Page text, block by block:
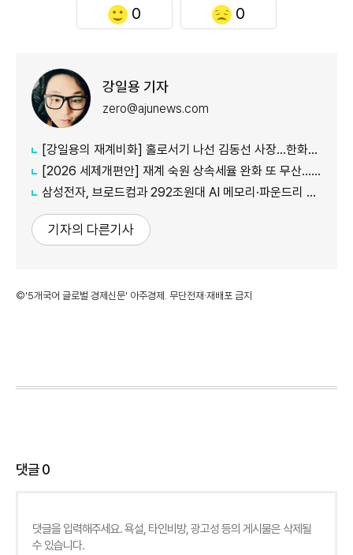
0 0
강일용 기자
zero@ajunews.com
[강일용의 재계비화] 홀로서기 나선 김동선 사장...한화M&S 향후 과제는?
[2026 세제개편안] 재계 숙원 상속세율 완화 또 무산...국내생산·석화 세제지원 실효성 의문
삼성전자, 브로드컴과 292조원대 AI 메모리·파운드리 협력...차세대 HBM 경쟁력 입증
기자의 다른기사
©'5개국어 글로벌 경제신문' 아주경제. 무단전재·재배포 금지
댓글0